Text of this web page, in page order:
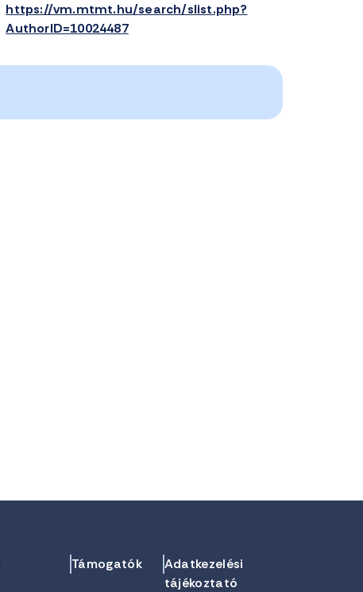
https://vm.mtmt.hu/search/slist.php?
AuthorID=10024487
Támogatók
Adatkezelési
tájékoztató